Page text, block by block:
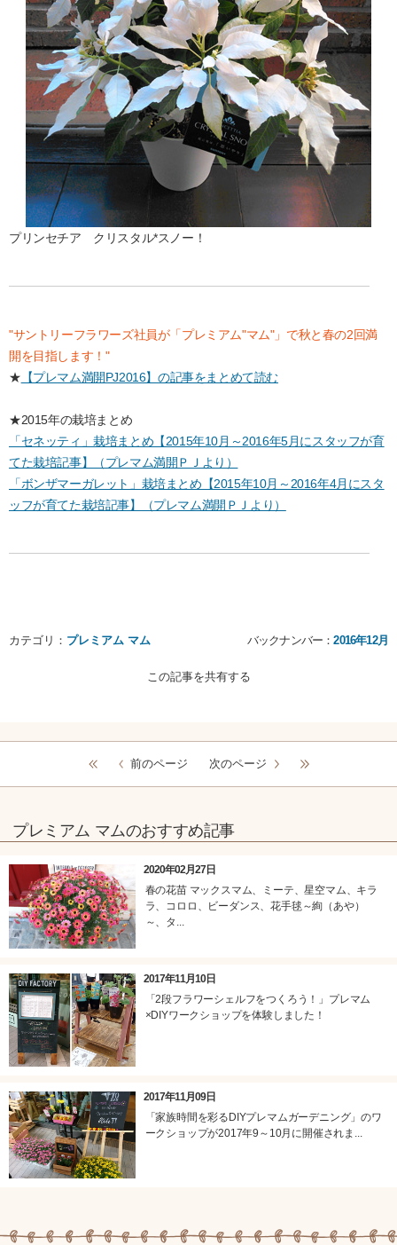
プリンセチア クリスタル*スノー！
"サントリーフラワーズ社員が「プレミアム"マム"」で秋と春の2回満
開を目指します！"
★ 【プレマム満開PJ2016】の記事をまとめて読む
★2015年の栽培まとめ
「セネッティ」栽培まとめ【2015年10月～2016年5月にスタッフが育
てた栽培記事】（プレマム満開ＰＪより）
「ボンザマーガレット」栽培まとめ【2015年10月～2016年4月にスタ
ッフが育てた栽培記事】（プレマム満開ＰＪより）
カテゴリ： プレミアム マム バックナンバー：2016年12月
この記事を共有する
前のページ 次のページ
プレミアム マムのおすすめ記事
2020年02月27日
春の花苗 マックスマム、ミーテ、星空マム、キラ
ラ、コロロ、ビーダンス、花手毬～絢（あや）
～、タ...
2017年11月10日
「2段フラワーシェルフをつくろう！」プレマム
×DIYワークショップを体験しました！
2017年11月09日
「家族時間を彩るDIYプレマムガーデニング」のワ
ークショップが2017年9～10月に開催されま...